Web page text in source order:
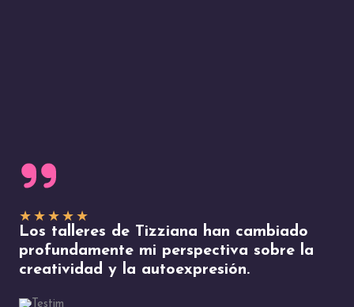
★ ★ ★ ★ ★
Los talleres de Tizziana han cambiado
profundamente mi perspectiva sobre la
creatividad y la autoexpresión.